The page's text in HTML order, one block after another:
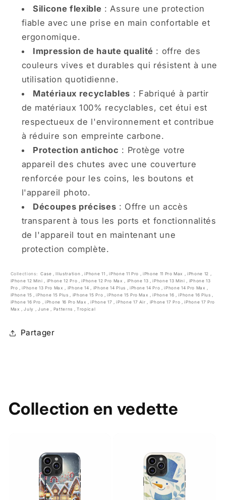
dans
la
Jungle
Vivante
dans
Jungle
Vivante
Silicone flexible : Assure une protection
fiable avec une prise en main confortable et
ergonomique.
Impression de haute qualité : offre des
couleurs vives et durables qui résistent à une
utilisation quotidienne.
Matériaux recyclables : Fabriqué à partir
de matériaux 100% recyclables, cet étui est
respectueux de l'environnement et contribue
à réduire son empreinte carbone.
Protection antichoc : Protège votre
appareil des chutes avec une couverture
renforcée pour les coins, les boutons et
l'appareil photo.
Découpes précises : Offre un accès
transparent à tous les ports et fonctionnalités
de l'appareil tout en maintenant une
protection complète.
Collections: Case ,Illustration ,iPhone 11 ,iPhone 11 Pro iPhone 11 Pro Max ,iPhone 12
iPhone 12 Mini
iPhone 12 Pro ,iPhone 12 Pro Max iPhone 13 ,iPhone 13 Mini
iPhone 13
Pro
,iPhone 13 Pro Max iPhone 14 iPhone 14 Plus iPhone 14 Pro ,iPhone 14 Pro Max
iPhone 15
,iPhone 15 Plus iPhone 15 Pro ,iPhone 15 Pro Max ,iPhone 16 ,iPhone 16 Plus
iPhone 16 Pro
,iPhone 16 Pro Max ,iPhone 17 ,iPhone 17 Air iPhone 17 Pro ,iPhone 17 Pro
Max
,July ,June Patterns ,Tropical
Partager
Collection en vedette